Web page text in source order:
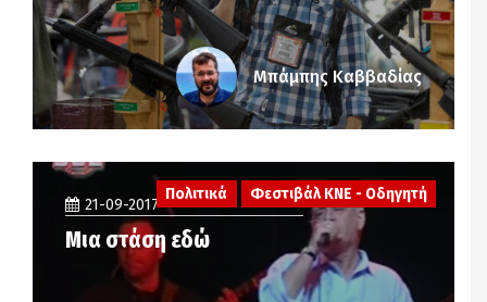
Μπάμπης Καββαδίας
21-09-2017
Μια στάση εδώ
Πολιτικά Φεστιβάλ ΚΝΕ - Οδηγητή